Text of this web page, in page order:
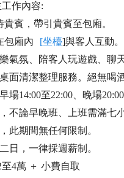
作內容:
貴賓，帶引貴賓至包廂。
包廂內
[坐檯]與客人互動
氣氛、陪客人玩遊戲、聊
面清潔整理服務。絕無喝
場14:00至22:00、晚場20:00
不論早晚班、上班需滿七
此期間無任何限制。
日，一律採週薪制。
4萬 ＋ 小費自取